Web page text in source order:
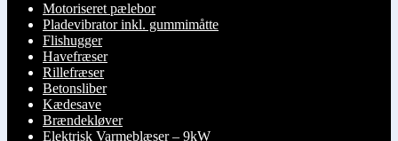
Motoriseret pælebor
Pladevibrator inkl. gummimåtte
Flishugger
Havefræser
Rillefræser
Betonsliber
Kædesave
Brændekløver
Elektrisk Varmeblæser – 9kW